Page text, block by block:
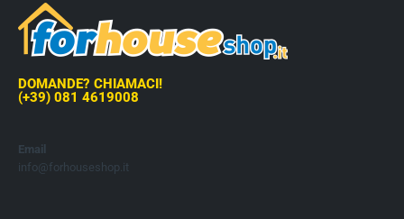
DOMANDE? CHIAMACI!
(+39) 081 4619008
Email
info@forhouseshop.it